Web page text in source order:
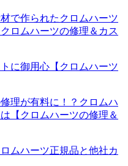
で作られたクロムハーツ
ロムハーツの修理＆カス
に御用心【クロムハーツ
理が有料に！？クロムハ
【クロムハーツの修理＆
ムハーツ正規品と他社カ